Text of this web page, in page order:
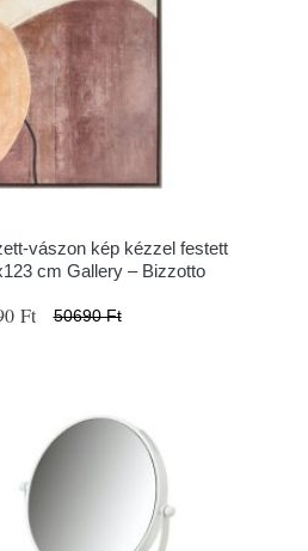
vászon kép kézzel festett
cm Gallery – Bizzotto
Ft 50690 Ft